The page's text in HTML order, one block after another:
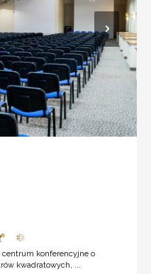
centrum konferencyjne o
kwadratowych, ...